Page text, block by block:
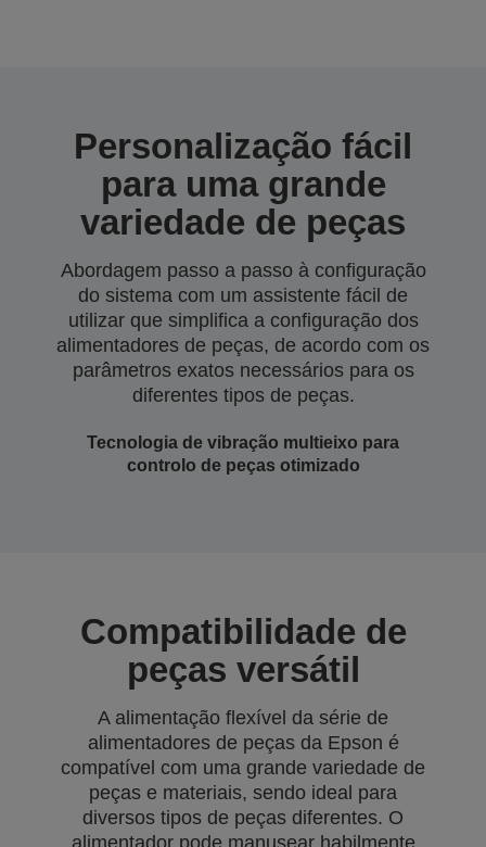
Personalização fácil
para uma grande
variedade de peças
Abordagem passo a passo à configuração
do sistema com um assistente fácil de
utilizar que simplifica a configuração dos
alimentadores de peças, de acordo com os
parâmetros exatos necessários para os
diferentes tipos de peças.
Tecnologia de vibração multieixo para
controlo de peças otimizado
Compatibilidade de
peças versátil
A alimentação flexível da série de
alimentadores de peças da Epson é
compatível com uma grande variedade de
peças e materiais, sendo ideal para
diversos tipos de peças diferentes. O
alimentador pode manusear habilmente